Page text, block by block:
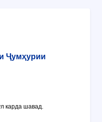
Ҷумҳурии
карда шавад.